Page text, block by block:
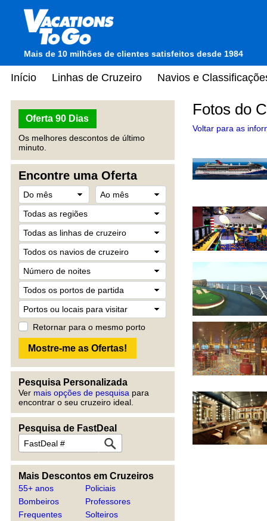
Mais de 10 milhões de clientes satisfeitos desde 1984
Início Linhas de Cruzeiro Navios e
Oferta 90 Dias
Os melhores descontos de último
minuto.
Encontre uma Oferta
Retornar para o mesmo porto
Pesquisa Personalizada
Ver mais opções de pesquisa para
encontrar o seu cruzeiro ideal.
Pesquisa de FastDeal
Mais Descontos em Cruzeiros
55+ anos
Bombeiros
Frequentes
Policiais
Professores
Solteiros
Fotos do
Voltar para as